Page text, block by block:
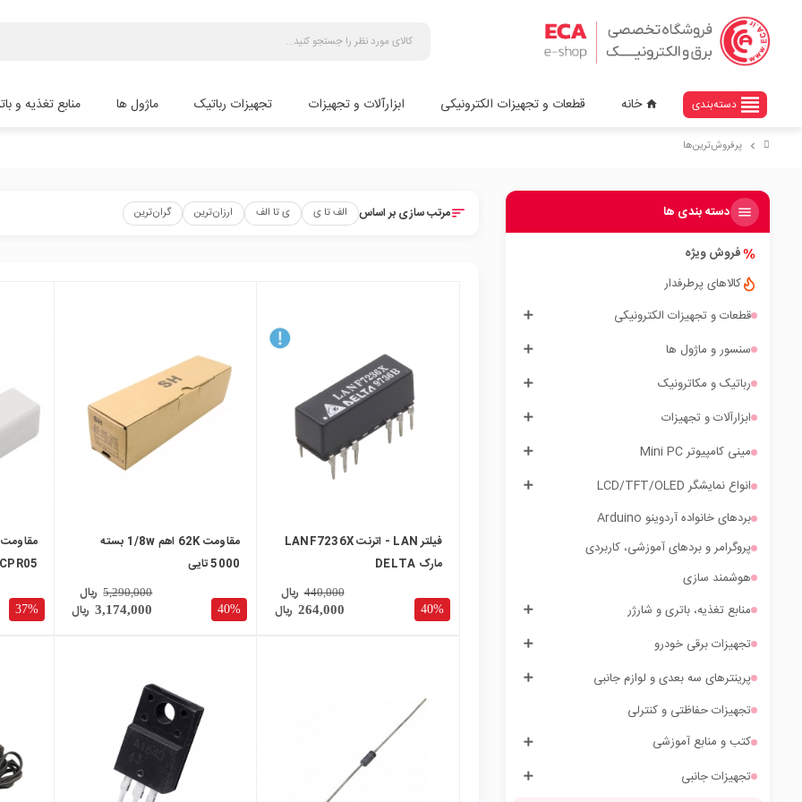
view_headline دسته‌بندی home خانه قطعات و تجهیزات الکترونیکی ابزارآلات و تجهیزات تجهیزات رباتیک ماژول ها منابع تغذیه و
chevron_right پرفروش‌ترین‌ها
دسته بندی ها
فروش ویژه
کالاهای پرطرفدار
قطعات و تجهیزات الکترونیکی
سنسور و ماژول ها
رباتیک و مکاترونیک
ابزارآلات و تجهیزات
مینی کامپیوتر Mini PC
انواع نمایشگر LCD/TFT/OLED
بردهای خانواده آردوینو Arduino
پروگرامر و بردهای آموزشی، کاربردی
هوشمند سازی
منابع تغذیه، باتری و شارژر
تجهیزات برقی خودرو
پرینترهای سه بعدی و لوازم جانبی
تجهیزات حفاظتی و کنترلی
کتب و منابع آموزشی
تجهیزات جانبی
sortمرتب سازی بر اساس الف تا ی ی تا الف ارزان‌ترین گران‌ترین
40%
فیلتر LAN - اترنت LANF7236X
مارک DELTA
264,000 ریال
440,000 ریال
40%
مقاومت 62K اهم 1/8w بسته
5000 تایی
3,174,000 ریال
5,290,000 ریال
37%
CPR05